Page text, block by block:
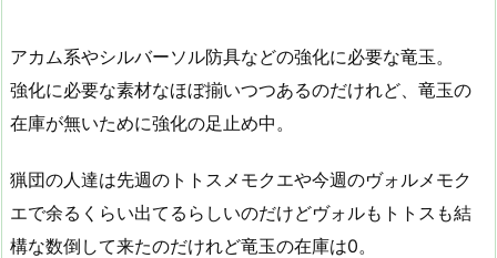
アカム系やシルバーソル防具などの強化に必要な竜玉。
強化に必要な素材なほぼ揃いつつあるのだけれど、竜玉の
在庫が無いために強化の足止め中。
猟団の人達は先週のトトスメモクエや今週のヴォルメモク
エで余るくらい出てるらしいのだけどヴォルもトトスも結
構な数倒して来たのだけれど竜玉の在庫は0。